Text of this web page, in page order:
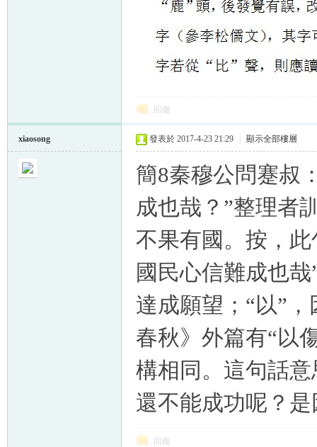
回復
xiaosong 發表於 2017-4-23 21:29 顯示全部樓層
簡8秦穆公問蹇叔
成也哉？”整理者
不果有國。按，
國民心信難成也
達成願望；“以”
春秋》外篇有“以
構相同。這句話
還不能成功呢？
回復